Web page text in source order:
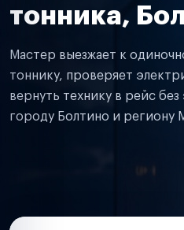
тонника,
Мастер выезжает к
тоннику, проверяет
вернуть технику в рейс
городу Болтино и региону